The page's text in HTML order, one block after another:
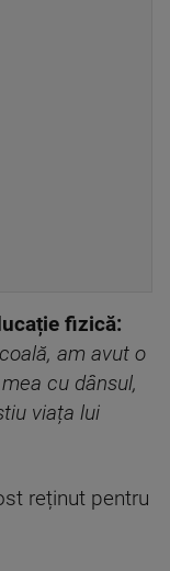
fizică:
am avut o
cu dânsul,
viața lui
reținut pentru